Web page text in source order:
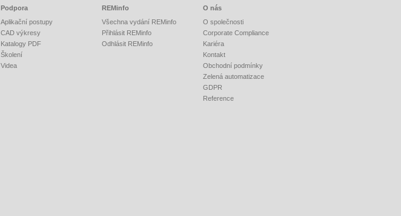
Podpora
Aplikační postupy
CAD výkresy
Katalogy PDF
Školení
Videa
REMinfo
Všechna vydání REMinfo
Přihlásit REMinfo
Odhlásit REMinfo
O nás
O společnosti
Corporate Compliance
Kariéra
Kontakt
Obchodní podmínky
Zelená automatizace
GDPR
Reference